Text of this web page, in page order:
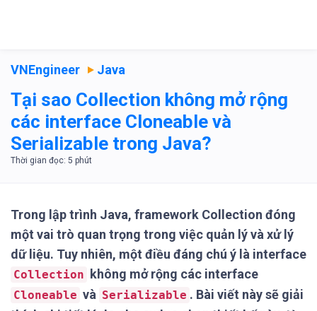
VNEngineer Java
Tại sao Collection không mở rộng
các interface Cloneable và
Serializable trong Java?
Trong lập trình Java, framework Collection đóng
một vai trò quan trọng trong việc quản lý và xử lý
dữ liệu. Tuy nhiên, một điều đáng chú ý là interface
Collection không mở rộng các interface
Cloneable và Serializable . Bài viết này sẽ giải